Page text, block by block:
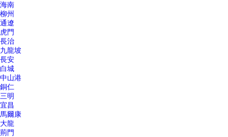
海南
柳州
通遼
虎門
長治
九龍坡
長安
白城
中山港
銅仁
三明
宜昌
馬爾康
大龍
荊門